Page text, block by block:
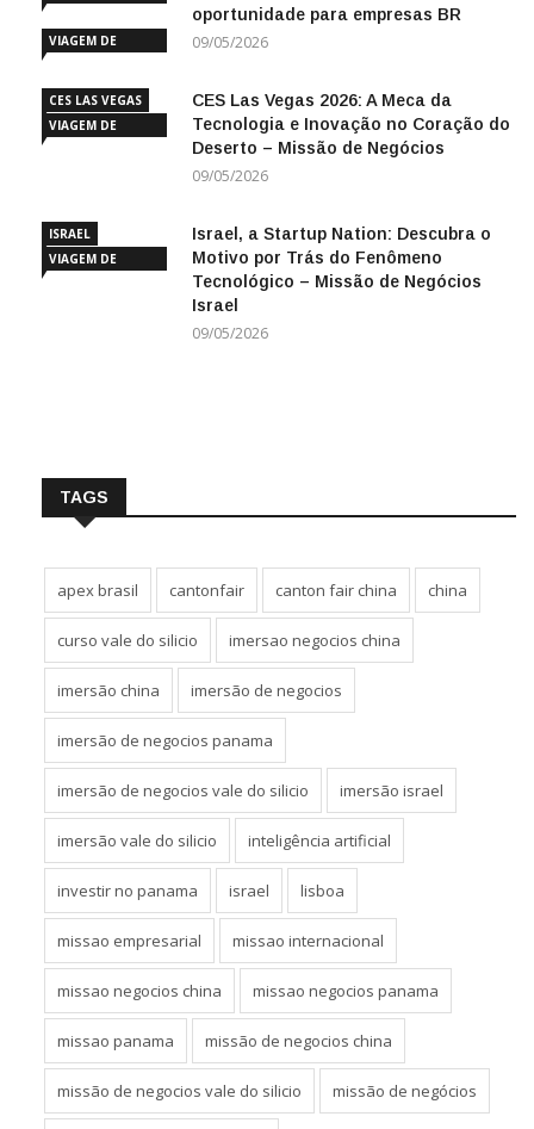
VIAGEM DE
oportunidade para empresas BR
09/05/2026
CES LAS VEGAS
VIAGEM DE
CES Las Vegas 2026: A Meca da
Tecnologia e Inovação no Coração do
Deserto – Missão de Negócios
09/05/2026
ISRAEL
VIAGEM DE
Israel, a Startup Nation: Descubra o
Motivo por Trás do Fenômeno
Tecnológico – Missão de Negócios
Israel
09/05/2026
TAGS
apex brasil cantonfair canton fair china china
curso vale do silicio imersao negocios china
imersão china imersão de negocios
imersão de negocios panama
imersão de negocios vale do silicio imersão israel
imersão vale do silicio inteligência artificial
investir no panama israel lisboa
missao empresarial missao internacional
missao negocios china missao negocios panama
missao panama missão de negocios china
missão de negocios vale do silicio missão de negócios